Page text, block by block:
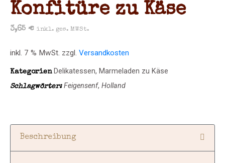
Konfitüre zu Käse
3,65 € inkl. ges. MWSt.
inkl. 7 % MwSt. zzgl. Versandkosten
Kategorien Delikatessen, Marmeladen zu Käse
Schlagwörter: Feigensenf, Holland
Beschreibung